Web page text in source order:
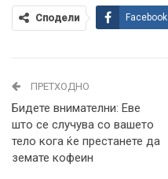
Сподели Facebook
ПРЕТХОДНО
Бидете внимателни: Еве
што се случува со вашето
тело кога ќе престанете да
земате кофеин